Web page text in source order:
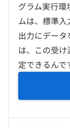
グラム実行環
ムは、標準
出力にデー
は、この受
定できるんで